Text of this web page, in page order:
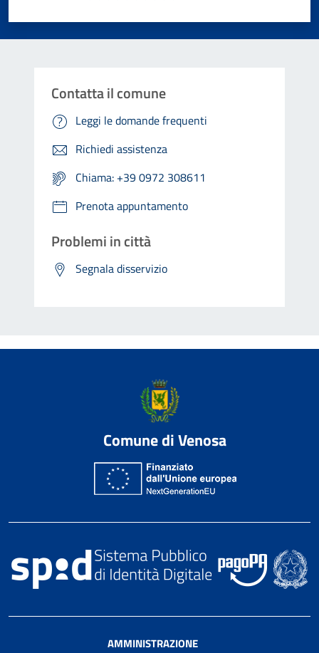
Contatta il comune
Leggi le domande frequenti
Richiedi assistenza
Chiama: +39 0972 308611
Prenota appuntamento
Problemi in città
Segnala disservizio
Comune di Venosa
AMMINISTRAZIONE